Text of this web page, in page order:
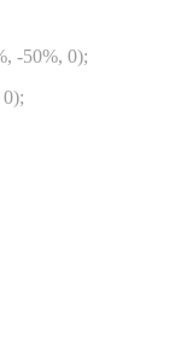
-50%, 0);